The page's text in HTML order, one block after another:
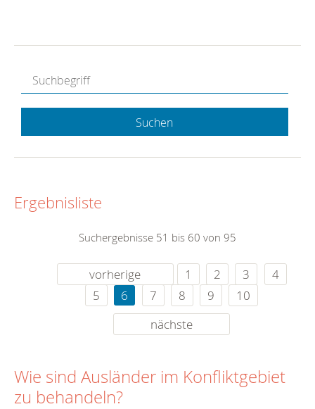
Suchen
Ergebnisliste
Suchergebnisse 51 bis 60 von 95
vorherige 1 2 3
4
5
6 7 8 9
10
nächste
Wie sind Ausländer im Konfliktgebiet
zu behandeln?